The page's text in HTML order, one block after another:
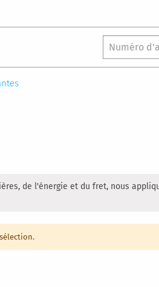
de l'énergie et du fret, nous